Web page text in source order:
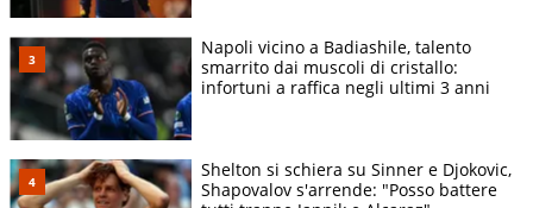
Napoli vicino a Badiashile, talento
smarrito dai muscoli di cristallo:
infortuni a raffica negli ultimi 3 anni
Shelton si schiera su Sinner e Djokovic,
Shapovalov s'arrende: "Posso battere